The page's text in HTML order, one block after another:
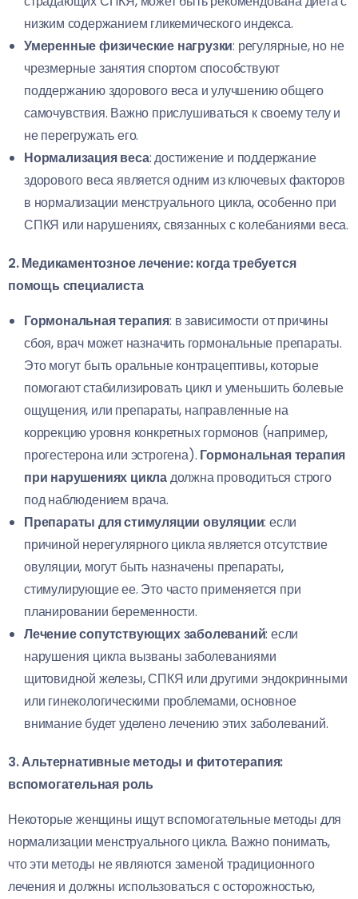
низким содержанием гликемического индекса.
Умеренные физические нагрузки: регулярные, но не
чрезмерные занятия спортом способствуют
поддержанию здорового веса и улучшению общего
самочувствия. Важно прислушиваться к своему телу и
не перегружать его.
Нормализация веса: достижение и поддержание
здорового веса является одним из ключевых факторов
в нормализации менструального цикла, особенно при
СПКЯ или нарушениях, связанных с колебаниями веса.
2. Медикаментозное лечение: когда требуется
помощь специалиста
Гормональная терапия: в зависимости от причины
сбоя, врач может назначить гормональные препараты.
Это могут быть оральные контрацептивы, которые
помогают стабилизировать цикл и уменьшить болевые
ощущения, или препараты, направленные на
коррекцию уровня конкретных гормонов (например,
прогестерона или эстрогена). Гормональная терапия
при нарушениях цикладолжна проводиться строго
под наблюдением врача.
Препараты для стимуляции овуляции: если
причиной нерегулярного цикла является отсутствие
овуляции, могут быть назначены препараты,
стимулирующие ее. Это часто применяется при
планировании беременности.
Лечение сопутствующих заболеваний: если
нарушения цикла вызваны заболеваниями
щитовидной железы, СПКЯ или другими эндокринными
или гинекологическими проблемами, основное
внимание будет уделено лечению этих заболеваний.
3. Альтернативные методы и фитотерапия:
вспомогательная роль
Некоторые женщины ищут вспомогательные методы для
нормализации менструального цикла. Важно понимать,
что эти методы не являются заменой традиционного
лечения и должны использоваться с осторожностью,